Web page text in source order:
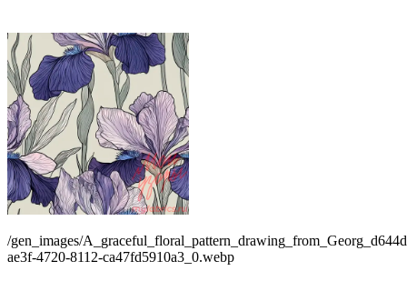
/gen_images/
ae3f-4720-8112-ca47fd5910a3_0.webp